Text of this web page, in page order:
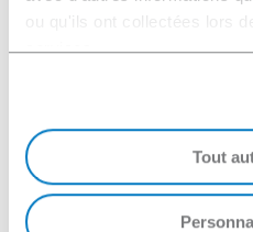
ou qu'ils ont collectées lors
services.
Tout
*The NANOCLEAN RO
flow rates above 500 l/h.